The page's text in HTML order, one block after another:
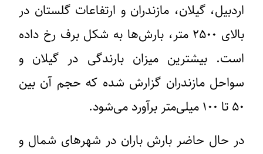
اردبیل، گیلان، مازندران و ارتفاعات گلستان در
بالای ۲۵۰۰ متر، بارش‌ها به شکل برف رخ داده
است. بیشترین میزان بارندگی در گیلان و
سواحل مازندران گزارش شده که حجم آن بین
۵۰ تا ۱۰۰ میلی‌متر برآورد می‌شود.
در حال حاضر بارش باران در شهرهای شمال و